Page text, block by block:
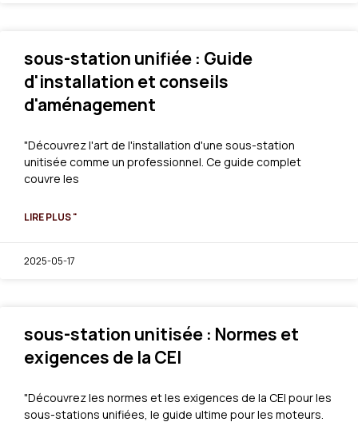
sous-station unifiée : Guide
d'installation et conseils
d'aménagement
"Découvrez l'art de l'installation d'une sous-station
unitisée comme un professionnel. Ce guide complet
couvre les
LIRE PLUS "
2025-05-17
sous-station unitisée : Normes et
exigences de la CEI
"Découvrez les normes et les exigences de la CEI pour les
sous-stations unifiées, le guide ultime pour les moteurs.